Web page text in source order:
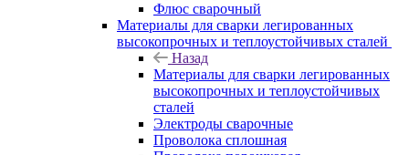
Флюс сварочный
Материалы для сварки легированных
высокопрочных и теплоустойчивых сталей
Назад
Материалы для сварки легированных
высокопрочных и теплоустойчивых
сталей
Электроды сварочные
Проволока сплошная